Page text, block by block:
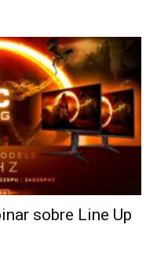
sobre Line Up